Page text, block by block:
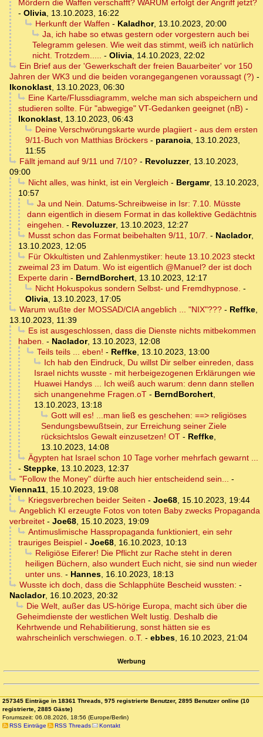
Mördern die Waffen verschafft? WARUM erfolgt der Angriff jetzt?
- Olivia, 13.10.2023, 16:22
Herkunft der Waffen - Kaladhor, 13.10.2023, 20:00
Ja, ich habe so etwas gestern oder vorgestern auch bei
Telegramm gelesen. Wie weit das stimmt, weiß ich natürlich
nicht. Trotzdem..... - Olivia, 14.10.2023, 22:02
Ein Brief aus der 'Gewerkschaft der freien Bauarbeiter' vor 150
Jahren der WK3 und die beiden vorangegangenen voraussagt (?) -
Ikonoklast, 13.10.2023, 06:30
Eine Karte/Flussdiagramm, welche man sich abspeichern und
studieren sollte. Für "abwegige" VT-Gedanken geeignet (nB) -
Ikonoklast, 13.10.2023, 06:43
Deine Verschwörungskarte wurde plagiiert - aus dem ersten
9/11-Buch von Matthias Bröckers - paranoia, 13.10.2023,
11:55
Fällt jemand auf 9/11 und 7/10?- Revoluzzer, 13.10.2023,
09:00
Nicht alles, was hinkt, ist ein Vergleich - Bergamr, 13.10.2023,
10:57
Ja und Nein. Datums-Schreibweise in Isr: 7.10. Müsste
dann eigentlich in diesem Format in das kollektive Gedächtnis
eingehen. - Revoluzzer, 13.10.2023, 12:27
Musst schon das Format beibehalten 9/11, 10/7. - Naclador,
13.10.2023, 12:05
Für Okkultisten und Zahlenmystiker: heute 13.10.2023 steckt
zweimal 23 im Datum. Wo ist eigentlich @Manuel? der ist doch
Experte darin - BerndBorchert, 13.10.2023, 12:17
Nicht Hokuspokus sondern Selbst- und Fremdhypnose. -
Olivia, 13.10.2023, 17:05
Warum wußte der MOSSAD/CIA angeblich ... "NIX"???- Reffke,
13.10.2023, 11:39
Es ist ausgeschlossen, dass die Dienste nichts mitbekommen
haben. - Naclador, 13.10.2023, 12:08
Teils teils ... eben! - Reffke, 13.10.2023, 13:00
Ich hab den Eindruck, Du willst Dir selber einreden, dass
Israel nichts wusste - mit herbeigezogenen Erklärungen wie
Huawei Handys ... Ich weiß auch warum: denn dann stellen
sich unangenehme Fragen.oT - BerndBorchert,
13.10.2023, 13:18
Gott will es! ...man ließ es geschehen: ==> religiöses
Sendungsbewußtsein, zur Erreichung seiner Ziele
rücksichtslos Gewalt einzusetzen! OT - Reffke,
13.10.2023, 14:08
Ägypten hat Israel schon 10 Tage vorher mehrfach gewarnt ...
- Steppke, 13.10.2023, 12:37
"Follow the Money" dürfte auch hier entscheidend sein... -
Vienna11, 15.10.2023, 19:08
Kriegsverbrechen beider Seiten - Joe68, 15.10.2023, 19:44
Angeblich KI erzeugte Fotos von toten Baby zwecks Propaganda
verbreitet - Joe68, 15.10.2023, 19:09
Antimuslimische Hasspropaganda funktioniert, ein sehr
trauriges Beispiel - Joe68, 16.10.2023, 10:13
Religiöse Eiferer! Die Pflicht zur Rache steht in deren
heiligen Büchern, also wundert Euch nicht, sie sind nun wieder
unter uns. - Hannes, 16.10.2023, 18:13
Wusste ich doch, dass die Schlapphüte Bescheid wussten: -
Naclador, 16.10.2023, 20:32
Die Welt, außer das US-hörige Europa, macht sich über die
Geheimdienste der westlichen Welt lustig. Deshalb die
Kehrtwende und Rehabilitierung, sonst hätten sie es
wahrscheinlich verschwiegen. o.T. - ebbes, 16.10.2023, 21:04
Werbung
257345 Einträge in 18361 Threads, 975 registrierte Benutzer, 2895 Benutzer online (10
registrierte, 2885 Gäste)
Forumszeit: 06.08.2026, 18:56 (Europe/Berlin)
RSS Einträge
RSS Threads Kontakt